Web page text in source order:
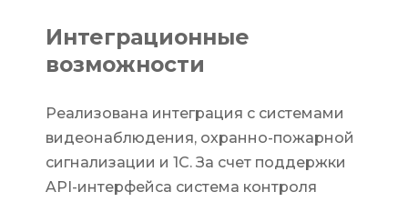
Интеграционные
возможности
Реализована интеграция с системами
видеонаблюдения, охранно-пожарной
сигнализации и 1С. За счет поддержки
API-интерфейса система контроля